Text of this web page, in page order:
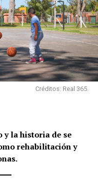
Créditos: Real 365.
y la historia de se
rehabilitación y